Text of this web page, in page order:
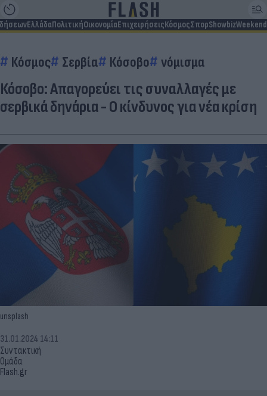
ΕλλάδαΠολιτικήΟικονομίαΕπιχειρήσειςΚόσμοςΣπορShowbizWeekend
Κόσμος Σερβία Κόσοβο νόμισμα
Κόσοβο: Απαγορεύει τις συναλλαγές με
σερβικά δηνάρια - Ο κίνδυνος για νέα κρίση
unsplash
Συντακτική
Ομάδα
Flash.gr
31.01.2024 14:11